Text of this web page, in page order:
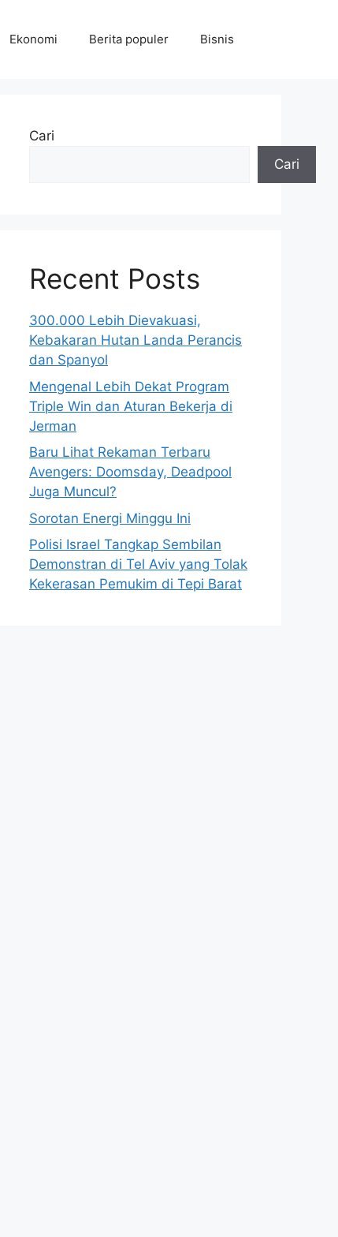
Ekonomi Berita populer Bisnis
Cari
Cari
Recent Posts
300.000 Lebih Dievakuasi,
Kebakaran Hutan Landa Perancis
dan Spanyol
Mengenal Lebih Dekat Program
Triple Win dan Aturan Bekerja di
Jerman
Baru Lihat Rekaman Terbaru
Avengers: Doomsday, Deadpool
Juga Muncul?
Sorotan Energi Minggu Ini
Polisi Israel Tangkap Sembilan
Demonstran di Tel Aviv yang Tolak
Kekerasan Pemukim di Tepi Barat